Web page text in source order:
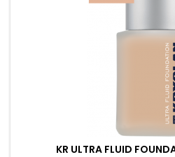
KR ULTRA FLUID